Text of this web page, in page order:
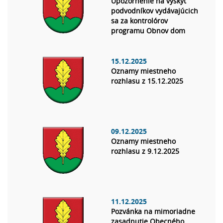
podvodníkov vydávajúcich
sa za kontrolórov
programu Obnov dom
15.12.2025
Oznamy miestneho
rozhlasu z 15.12.2025
09.12.2025
Oznamy miestneho
rozhlasu z 9.12.2025
11.12.2025
Pozvánka na mimoriadne